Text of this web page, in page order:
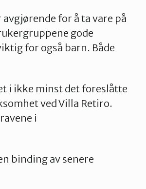
for å ta vare på
gode
for også barn. Både
i ikke minst det foreslåtte
ved Villa Retiro.
i
binding av senere